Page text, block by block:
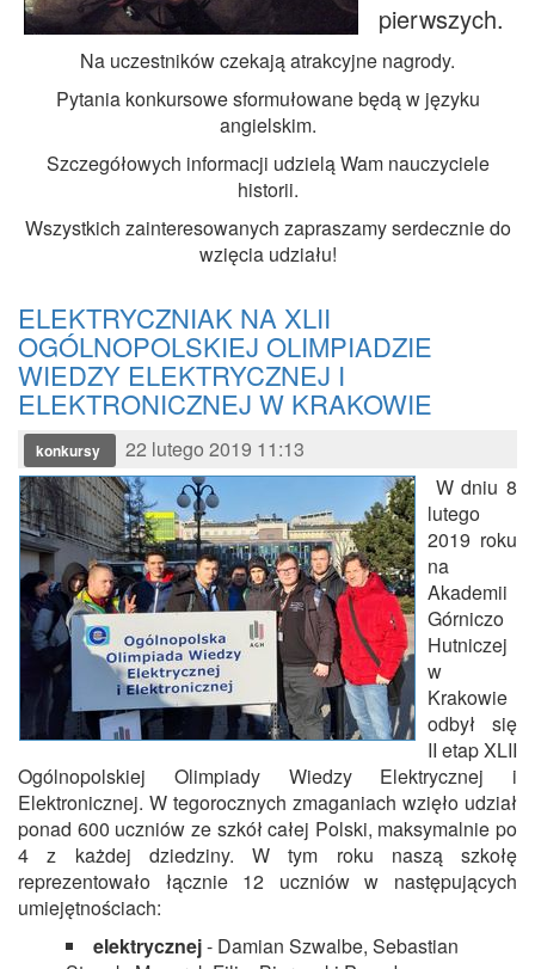
pierwszych.
Na uczestników czekają atrakcyjne nagrody.
Pytania konkursowe sformułowane będą w języku
angielskim.
Szczegółowych informacji udzielą Wam nauczyciele
historii.
Wszystkich zainteresowanych zapraszamy serdecznie do
wzięcia udziału!
ELEKTRYCZNIAK NA XLII
OGÓLNOPOLSKIEJ OLIMPIADZIE
WIEDZY ELEKTRYCZNEJ I
ELEKTRONICZNEJ W KRAKOWIE
konkursy
22 lutego 2019 11:13
W dniu 8
lutego
2019 roku
na
Akademii
Górniczo
Hutniczej
w
Krakowie
odbył się
II etap XLII
Ogólnopolskiej Olimpiady Wiedzy Elektrycznej i
Elektronicznej. W tegorocznych zmaganiach wzięło udział
ponad 600 uczniów ze szkół całej Polski, maksymalnie po
4 z każdej dziedziny. W tym roku naszą szkołę
reprezentowało łącznie 12 uczniów w następujących
umiejętnościach:
elektrycznej- Damian Szwalbe, Sebastian